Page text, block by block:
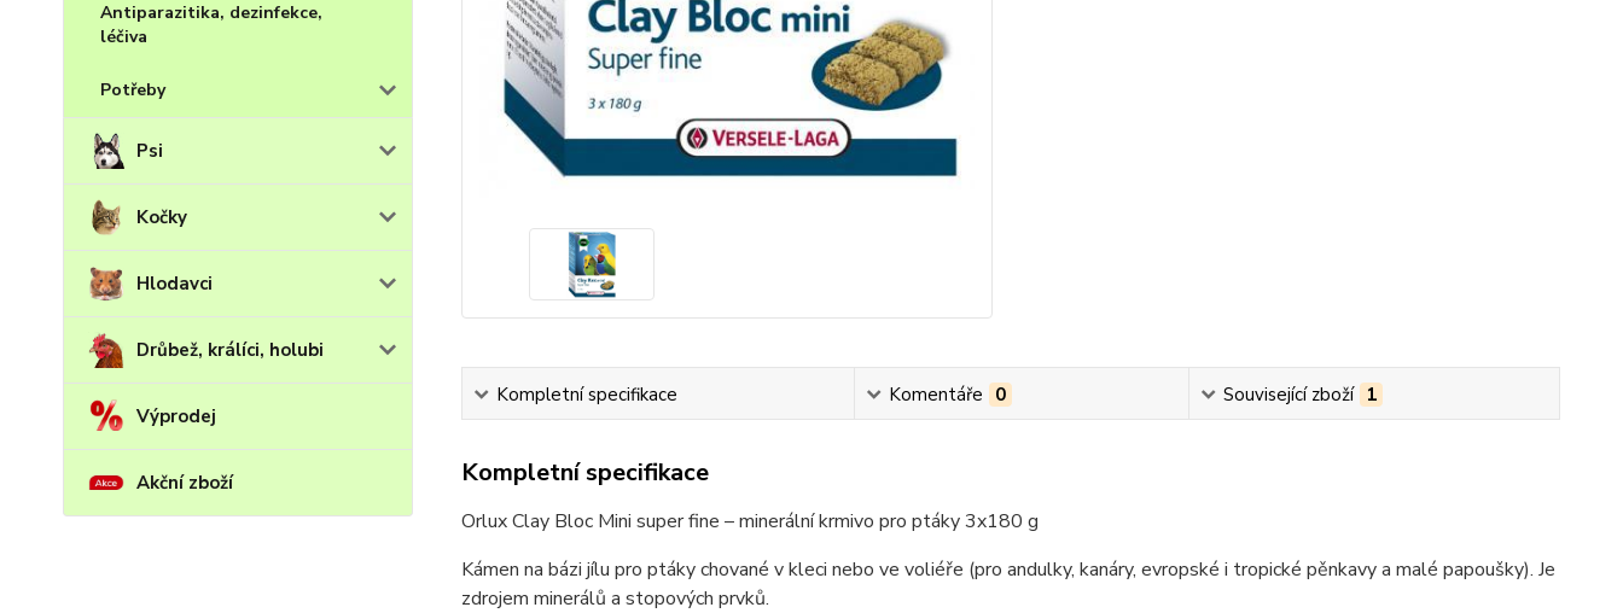
Antiparazitika, dezinfekce,
léčiva
Potřeby
Psi
Kočky
Hlodavci
Drůbež, králíci, holubi
Výprodej
Akční zboží
Kompletní specifikace Komentáře 0 Související zboží 1
Kompletní specifikace
Orlux Clay Bloc Mini super fine – minerální krmivo pro ptáky 3x180 g
Kámen na bázi jílu pro ptáky chované v kleci nebo ve voliéře (pro andulky, kanáry, evropské i tropické pěnkavy a malé papoušky). Je
zdrojem minerálů a stopových prvků.